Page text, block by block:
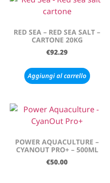
RED SEA – RED SEA SALT –
CARTONE 20KG
€92.29
Aggiungi al carrello
POWER AQUACULTURE –
CYANOUT PRO+ – 500ML
€50.00